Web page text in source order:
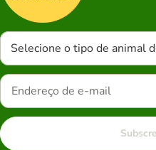
Selecione o tipo de animal